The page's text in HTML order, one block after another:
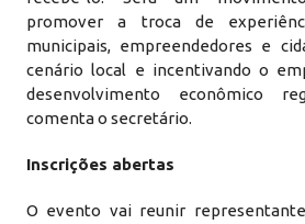
promover a troca de
municipais, empreendedores e
cenário local e incentivando o
desenvolvimento econômico
comenta o secretário.
Inscrições abertas
O evento vai reunir